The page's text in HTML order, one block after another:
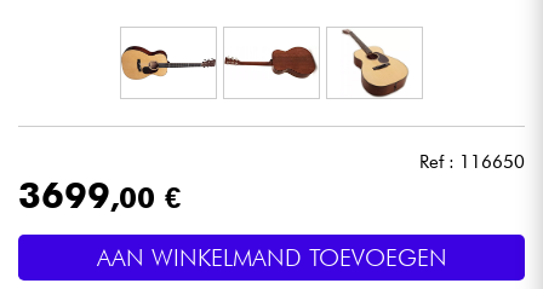
Microfoon
Licht
Ref : 116650
3699,00 €
AAN WINKELMAND TOEVOEGEN